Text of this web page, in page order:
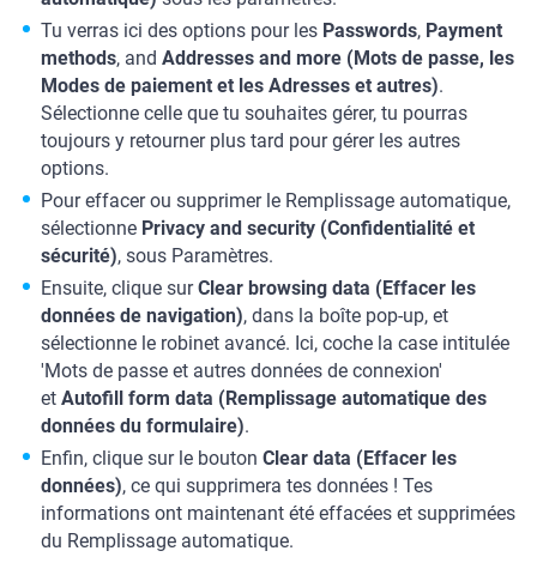
Tu verras ici des options pour les Passwords, Payment
methods, and Addresses and more (Mots de passe, les
Modes de paiement et les Adresses et autres).
Sélectionne celle que tu souhaites gérer, tu pourras
toujours y retourner plus tard pour gérer les autres
options.
Pour effacer ou supprimer le Remplissage automatique,
sélectionne Privacy and security (Confidentialité et
sécurité), sous Paramètres.
Ensuite, clique surClear browsing data (Effacer les
données de navigation), dans la boîte pop-up, et
sélectionne le robinet avancé. Ici, coche la case intitulée
'Mots de passe et autres données de connexion'
et Autofill form data (Remplissage automatique des
données du formulaire).
Enfin, clique sur le bouton Clear data (Effacer les
données), ce qui supprimera tes données ! Tes
informations ont maintenant été effacées et supprimées
du Remplissage automatique.